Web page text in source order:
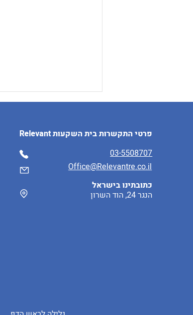
יש מורה בקהל? ההימור
פרטי התקשרות בית השקעות Relevant
03-5508707
Office@Relevantre.co.il
כתובתינו בישראל
הנגר 24, הוד השרון